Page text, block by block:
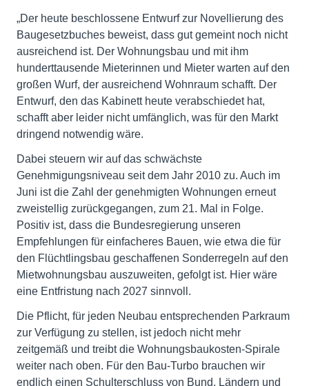
„Der heute beschlossene Entwurf zur Novellierung des
Baugesetzbuches beweist, dass gut gemeint noch nicht
ausreichend ist. Der Wohnungsbau und mit ihm
hunderttausende Mieterinnen und Mieter warten auf den
großen Wurf, der ausreichend Wohnraum schafft. Der
Entwurf, den das Kabinett heute verabschiedet hat,
schafft aber leider nicht umfänglich, was für den Markt
dringend notwendig wäre.
Dabei steuern wir auf das schwächste
Genehmigungsniveau seit dem Jahr 2010 zu. Auch im
Juni ist die Zahl der genehmigten Wohnungen erneut
zweistellig zurückgegangen, zum 21. Mal in Folge.
Positiv ist, dass die Bundesregierung unseren
Empfehlungen für einfacheres Bauen, wie etwa die für
den Flüchtlingsbau geschaffenen Sonderregeln auf den
Mietwohnungsbau auszuweiten, gefolgt ist. Hier wäre
eine Entfristung nach 2027 sinnvoll.
Die Pflicht, für jeden Neubau entsprechenden Parkraum
zur Verfügung zu stellen, ist jedoch nicht mehr
zeitgemäß und treibt die Wohnungsbaukosten-Spirale
weiter nach oben. Für den Bau-Turbo brauchen wir
endlich einen Schulterschluss von Bund, Ländern und